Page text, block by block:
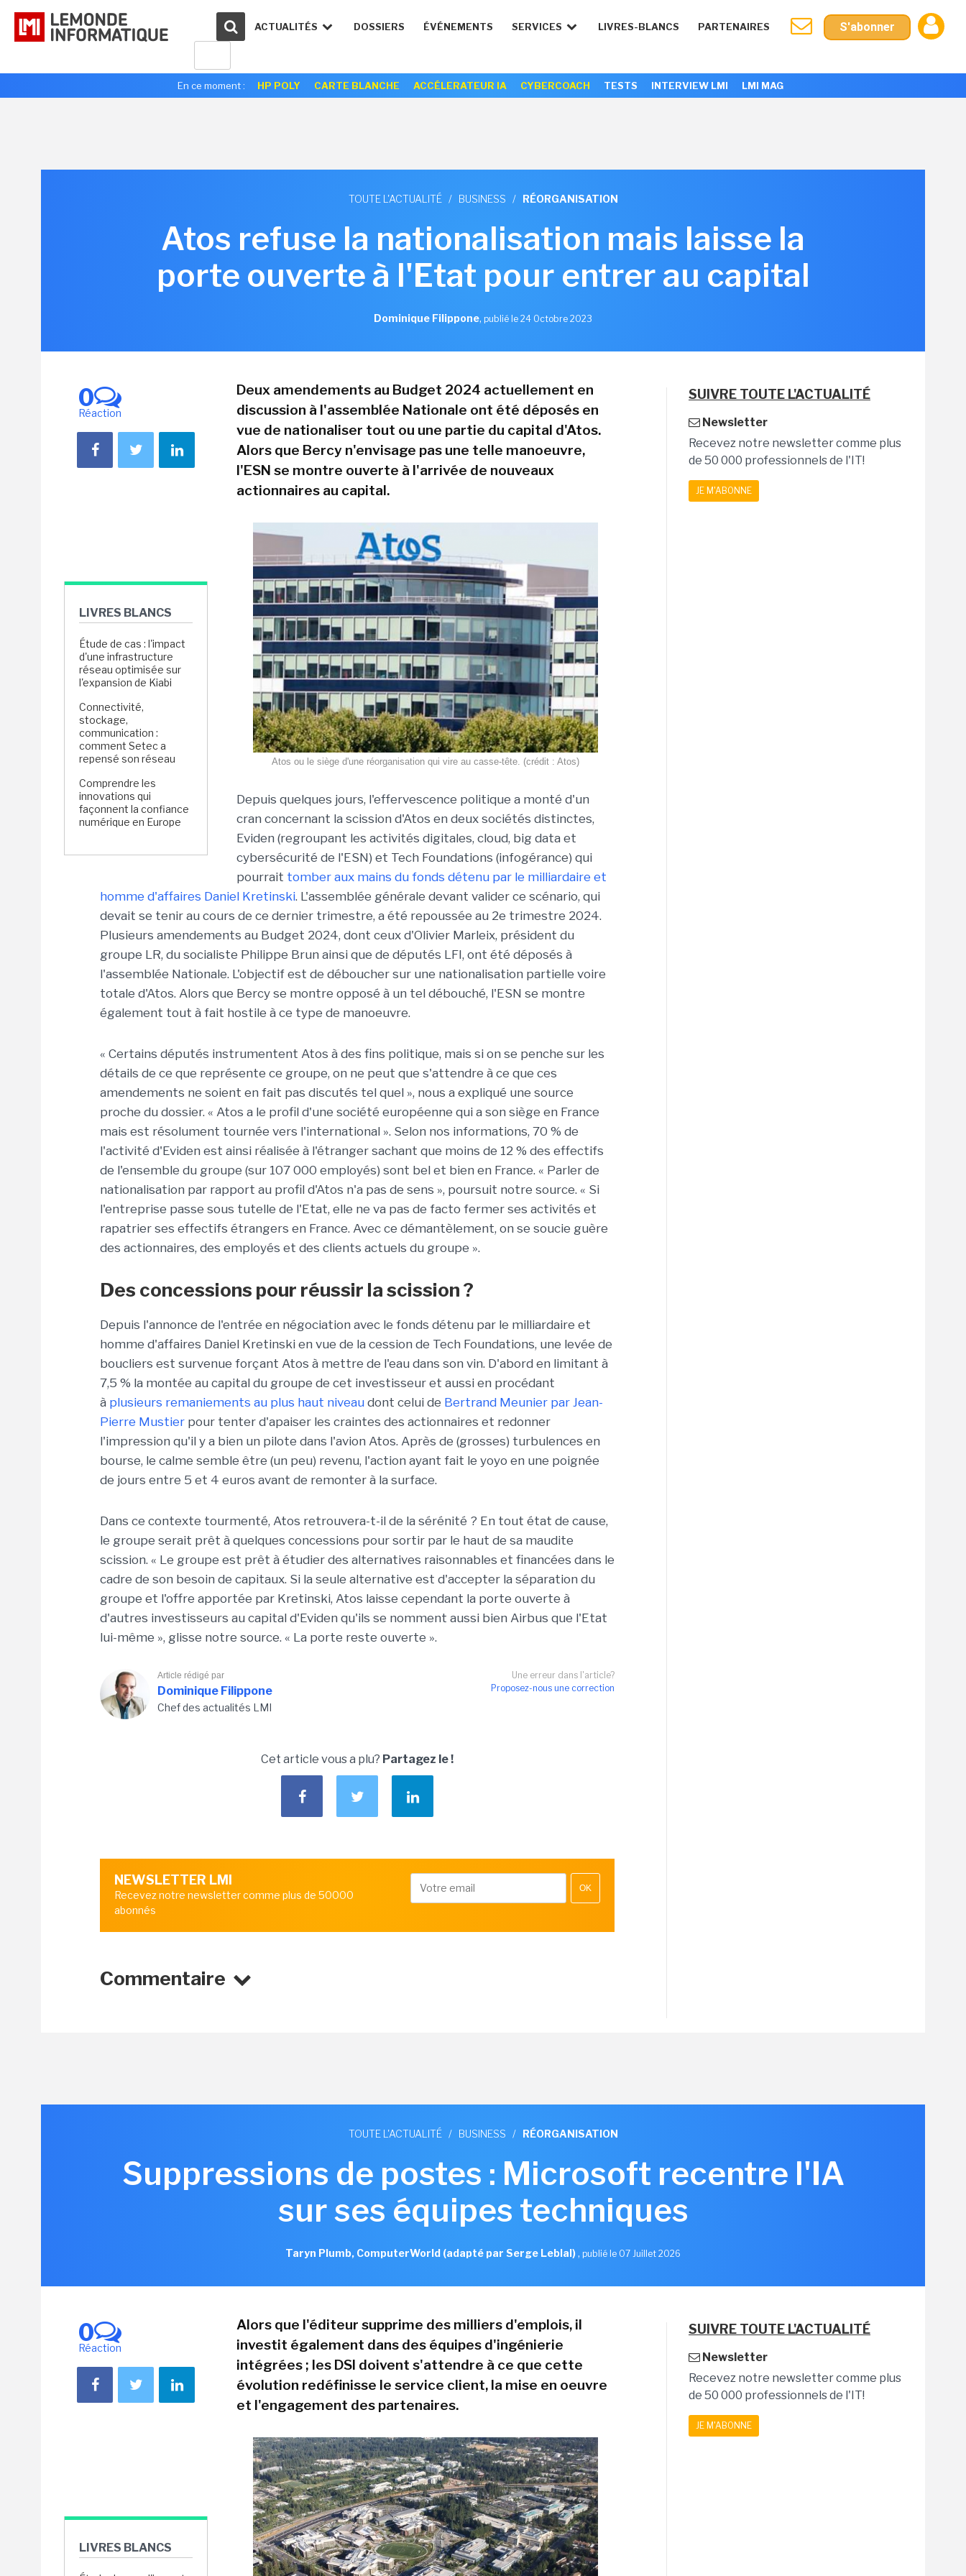
ACTUALITÉS DOSSIERS ÉVÉNEMENTS SERVICES LIVRES-BLANCS PARTENAIRES S'abonner
En ce moment : HP POLY CARTE BLANCHE ACCÉLERATEUR IA CYBERCOACH TESTS INTERVIEW LMI LMI MAG
TOUTE L'ACTUALITÉ / BUSINESS / RÉORGANISATION
Atos refuse la nationalisation mais laisse la
porte ouverte à l'Etat pour entrer au capital
Dominique Filippone, publié le 24 Octobre 2023
0
Réaction
LIVRES BLANCS
Étude de cas : l'impact
d'une infrastructure
réseau optimisée sur
l'expansion de Kiabi
Connectivité,
stockage,
communication :
comment Setec a
repensé son réseau
Comprendre les
innovations qui
façonnent la confiance
numérique en Europe
Deux amendements au Budget 2024 actuellement en
discussion à l'assemblée Nationale ont été déposés en
vue de nationaliser tout ou une partie du capital d'Atos.
Alors que Bercy n'envisage pas une telle manoeuvre,
l'ESN se montre ouverte à l'arrivée de nouveaux
actionnaires au capital.
Atos ou le siège d'une réorganisation qui vire au casse-tête. (crédit : Atos)
Depuis quelques jours, l'effervescence politique a monté d'un
cran concernant la scission d'Atos en deux sociétés distinctes,
Eviden (regroupant les activités digitales, cloud, big data et
cybersécurité de l'ESN) et Tech Foundations (infogérance) qui
pourrait tomber aux mains du fonds détenu par le milliardaire et
homme d'affaires Daniel Kretinski. L'assemblée générale devant valider ce scénario, qui
devait se tenir au cours de ce dernier trimestre, a été repoussée au 2e trimestre 2024.
Plusieurs amendements au Budget 2024, dont ceux d'Olivier Marleix, président du
groupe LR, du socialiste Philippe Brun ainsi que de députés LFI, ont été déposés à
l'assemblée Nationale. L'objectif est de déboucher sur une nationalisation partielle voire
totale d'Atos. Alors que Bercy se montre opposé à un tel débouché, l'ESN se montre
également tout à fait hostile à ce type de manoeuvre.
« Certains députés instrumentent Atos à des fins politique, mais si on se penche sur les
détails de ce que représente ce groupe, on ne peut que s'attendre à ce que ces
amendements ne soient en fait pas discutés tel quel », nous a expliqué une source
proche du dossier. « Atos a le profil d'une société européenne qui a son siège en France
mais est résolument tournée vers l'international ». Selon nos informations, 70 % de
l'activité d'Eviden est ainsi réalisée à l'étranger sachant que moins de 12 % des effectifs
de l'ensemble du groupe (sur 107 000 employés) sont bel et bien en France. « Parler de
nationalisation par rapport au profil d'Atos n'a pas de sens », poursuit notre source. « Si
l'entreprise passe sous tutelle de l'Etat, elle ne va pas de facto fermer ses activités et
rapatrier ses effectifs étrangers en France. Avec ce démantèlement, on se soucie guère
des actionnaires, des employés et des clients actuels du groupe ».
Des concessions pour réussir la scission ?
Depuis l'annonce de l'entrée en négociation avec le fonds détenu par le milliardaire et
homme d'affaires Daniel Kretinski en vue de la cession de Tech Foundations, une levée de
boucliers est survenue forçant Atos à mettre de l'eau dans son vin. D'abord en limitant à
7,5 % la montée au capital du groupe de cet investisseur et aussi en procédant
à plusieurs remaniements au plus haut niveau dont celui de Bertrand Meunier par Jean-
Pierre Mustier pour tenter d'apaiser les craintes des actionnaires et redonner
l'impression qu'il y a bien un pilote dans l'avion Atos. Après de (grosses) turbulences en
bourse, le calme semble être (un peu) revenu, l'action ayant fait le yoyo en une poignée
de jours entre 5 et 4 euros avant de remonter à la surface.
Dans ce contexte tourmenté, Atos retrouvera-t-il de la sérénité ? En tout état de cause,
le groupe serait prêt à quelques concessions pour sortir par le haut de sa maudite
scission. « Le groupe est prêt à étudier des alternatives raisonnables et financées dans le
cadre de son besoin de capitaux. Si la seule alternative est d'accepter la séparation du
groupe et l'offre apportée par Kretinski, Atos laisse cependant la porte ouverte à
d'autres investisseurs au capital d'Eviden qu'ils se nomment aussi bien Airbus que l'Etat
lui-même », glisse notre source. « La porte reste ouverte ».
Une erreur dans l'article?
Proposez-nous une correction
Article rédigé par
Dominique Filippone
Chef des actualités LMI
Cet article vous a plu? Partagez le !
NEWSLETTER LMI
Recevez notre newsletter comme plus de 50000
abonnés
OK
Commentaire
SUIVRE TOUTE L'ACTUALITÉ
Newsletter
Recevez notre newsletter comme plus
de 50 000 professionnels de l'IT!
JE M'ABONNE
TOUTE L'ACTUALITÉ / BUSINESS / RÉORGANISATION
Suppressions de postes : Microsoft recentre l'IA
sur ses équipes techniques
Taryn Plumb, ComputerWorld (adapté par Serge Leblal), publié le 07 Juillet 2026
0
Réaction
LIVRES BLANCS
Alors que l'éditeur supprime des milliers d'emplois, il
investit également dans des équipes d'ingénierie
intégrées ; les DSI doivent s'attendre à ce que cette
évolution redéfinisse le service client, la mise en oeuvre
et l'engagement des partenaires.
SUIVRE TOUTE L'ACTUALITÉ
Newsletter
Recevez notre newsletter comme plus
de 50 000 professionnels de l'IT!
JE M'ABONNE